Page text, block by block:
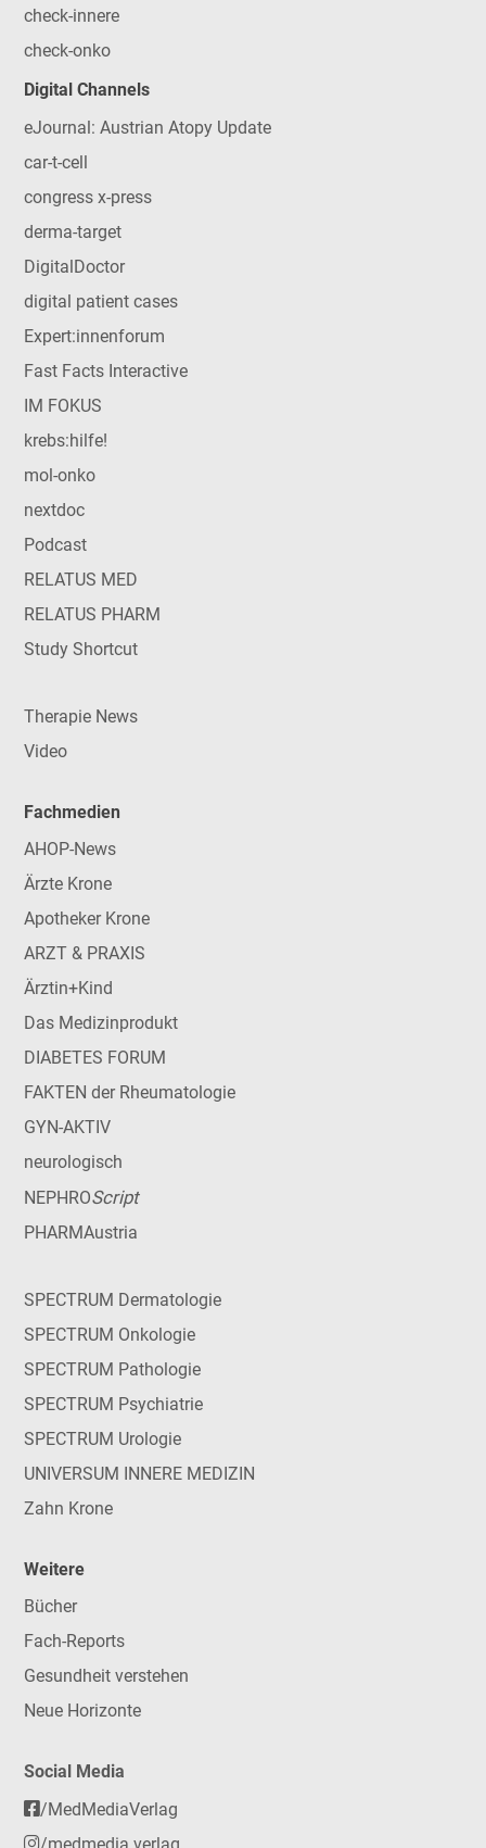
check-innere
check-onko
Digital Channels
eJournal: Austrian Atopy Update
car-t-cell
congress x-press
derma-target
DigitalDoctor
digital patient cases
Expert:innenforum
Fast Facts Interactive
IM FOKUS
krebs:hilfe!
mol-onko
nextdoc
Podcast
RELATUS MED
RELATUS PHARM
Study Shortcut
Therapie News
Video
Fachmedien
AHOP-News
Ärzte Krone
Apotheker Krone
ARZT & PRAXIS
Ärztin+Kind
Das Medizinprodukt
DIABETES FORUM
FAKTEN der Rheumatologie
GYN-AKTIV
neurologisch
NEPHROScript
PHARMAustria
SPECTRUM Dermatologie
SPECTRUM Onkologie
SPECTRUM Pathologie
SPECTRUM Psychiatrie
SPECTRUM Urologie
UNIVERSUM INNERE MEDIZIN
Zahn Krone
Weitere
Bücher
Fach-Reports
Gesundheit verstehen
Neue Horizonte
Social Media
/MedMediaVerlag